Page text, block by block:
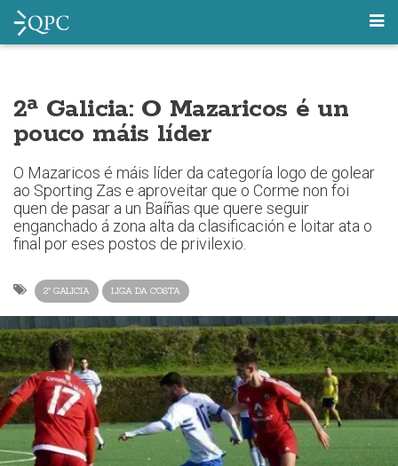
2ª Galicia: O Mazaricos é un
pouco máis líder
O Mazaricos é máis líder da categoría logo de golear
ao Sporting Zas e aproveitar que o Corme non foi
quen de pasar a un Baíñas que quere seguir
enganchado á zona alta da clasificación e loitar ata o
final por eses postos de privilexio.
2ª GALICIA LIGA DA COSTA